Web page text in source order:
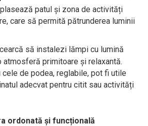
patul și zona de activități
care să permită pătrunderea luminii
să instalezi lămpi cu lumină
atmosferă primitoare și relaxantă.
de podea, reglabile, pot fi utile
adecvat pentru citit sau activități
ordonată și funcțională